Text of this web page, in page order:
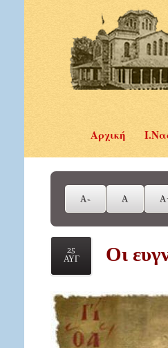
Αρχική
25
ΑΥΓ
Οι